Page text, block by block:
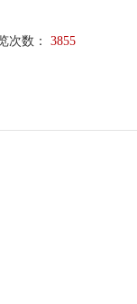
次数： 3855